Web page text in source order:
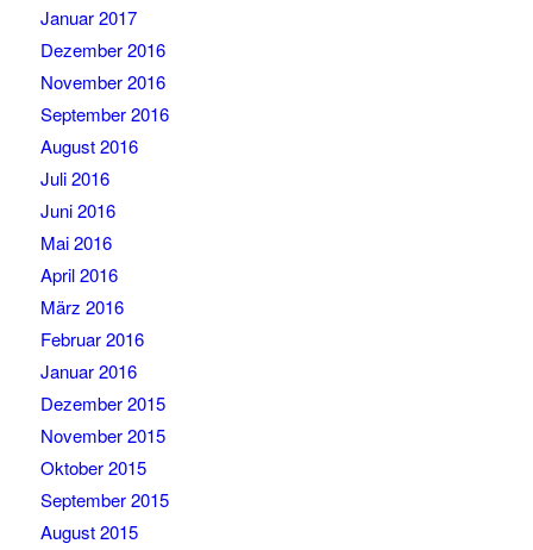
Januar 2017
Dezember 2016
November 2016
September 2016
August 2016
Juli 2016
Juni 2016
Mai 2016
April 2016
März 2016
Februar 2016
Januar 2016
Dezember 2015
November 2015
Oktober 2015
September 2015
August 2015